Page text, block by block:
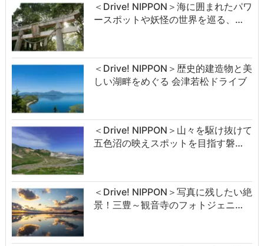
＜Drive! NIPPON＞海に囲まれたパワ
ースポットや妖怪の世界を巡る、…
＜Drive! NIPPON＞歴史的建造物と美
しい湖畔をめぐる 会津若松ドライブ
＜Drive! NIPPON＞山々を駆け抜けて
五色沼の映えスポットを目指す磐…
＜Drive! NIPPON＞写真に残したい絶
景！三豊～観音寺のフォトジェニ…